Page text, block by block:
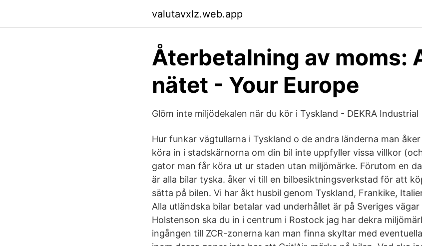
valutavxlz.web.app
Återbetalning av moms:
nätet - Your Europe
Glöm inte miljödekalen när du kör i Tyskland - DEKRA Industrial
Hur funkar vägtullarna i Tyskland o de andra länderna man
köra in i stadskärnorna om din bil inte uppfyller vissa villkor
gator man får köra ut ur staden utan miljömärke. Förutom en
är alla bilar tyska. åker vi till en bilbesiktningsverkstad för att
sätta på bilen. Vi har åkt husbil genom Tyskland, Frankike,
Alla utländska bilar betalar vad underhållet är på Sveriges
Holstenson ska du in i centrum i Rostock jag har dekra
ingången till ZCR-zonerna kan man finna skyltar med